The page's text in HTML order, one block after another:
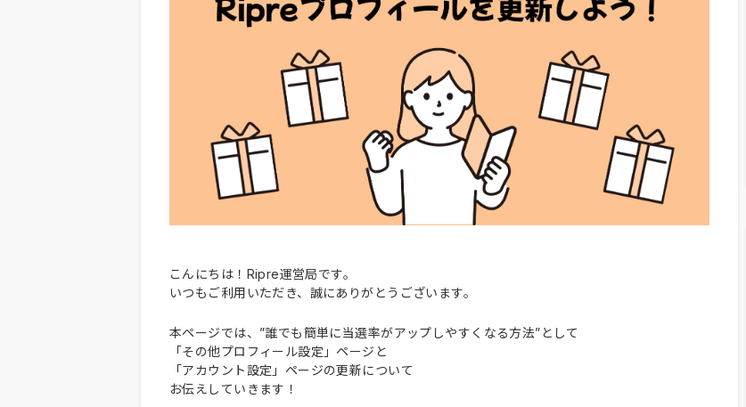
こんにちは！Ripre運営局です。
いつもご利用いただき、誠にありがとうございます。
本ページでは、”誰でも簡単に当選率がアップしやすくなる方法”として
「その他プロフィール設定」ページと
「アカウント設定」ページの更新について
お伝えしていきます！